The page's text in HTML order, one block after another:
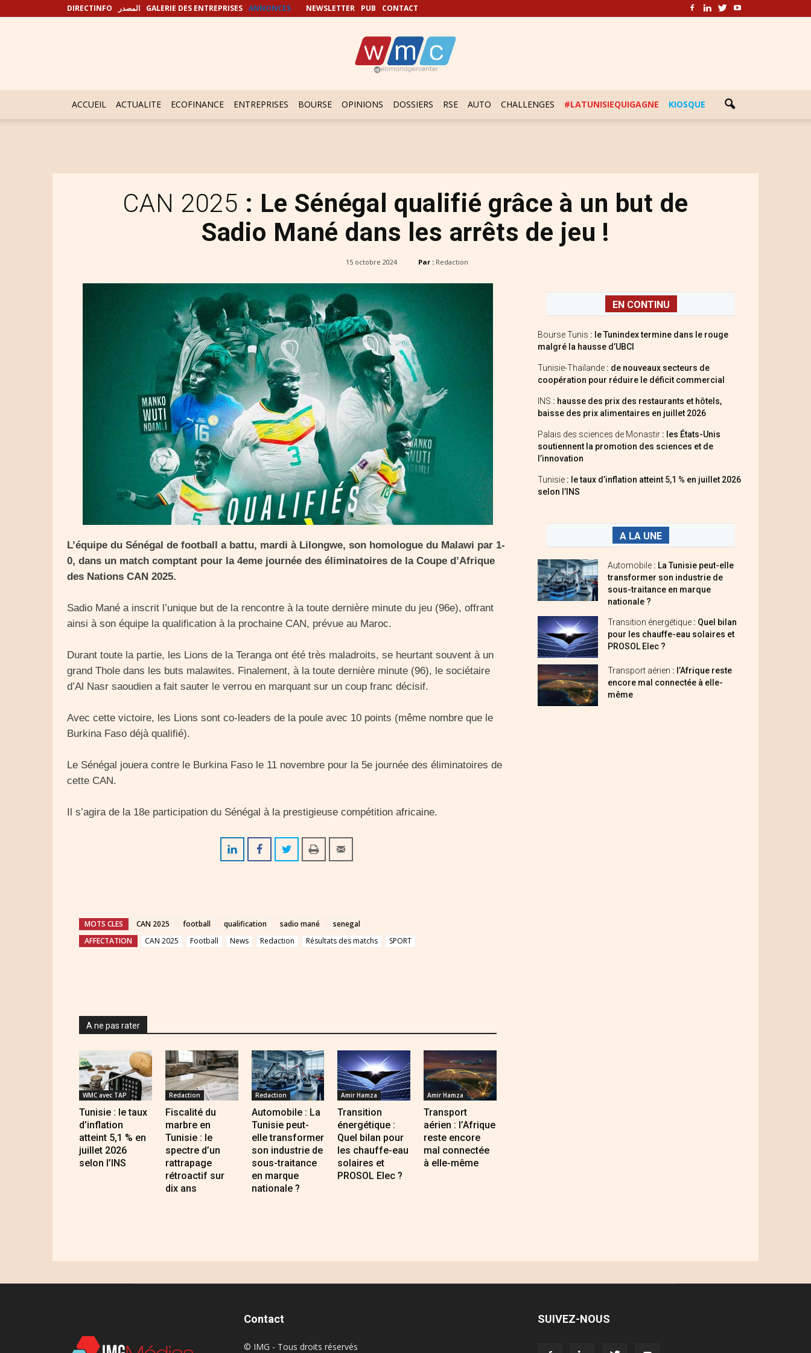
DIRECTINFO المصدر GALERIE DES ENTREPRISES ANNONCES NEWSLETTER PUB CONTACT
ACCUEIL ACTUALITE ECOFINANCE ENTREPRISES BOURSE OPINIONS DOSSIERS RSE AUTO CHALLENGES #LATUNISIEQUIGAGNE KIOSQUE
CAN 2025 : Le Sénégal qualifié grâce à un but de
Sadio Mané dans les arrêts de jeu !
15 octobre 2024 Par : Redaction
L’équipe du Sénégal de football a battu, mardi à Lilongwe, son homologue du Malawi par 1-
0, dans un match comptant pour la 4eme journée des éliminatoires de la Coupe d’Afrique
des Nations CAN 2025.
Sadio Mané a inscrit l’unique but de la rencontre à la toute dernière minute du jeu (96e), offrant
ainsi à son équipe la qualification à la prochaine CAN, prévue au Maroc.
Durant toute la partie, les Lions de la Teranga ont été très maladroits, se heurtant souvent à un
grand Thole dans les buts malawites. Finalement, à la toute dernière minute (96), le sociétaire
d’Al Nasr saoudien a fait sauter le verrou en marquant sur un coup franc décisif.
Avec cette victoire, les Lions sont co-leaders de la poule avec 10 points (même nombre que le
Burkina Faso déjà qualifié).
Le Sénégal jouera contre le Burkina Faso le 11 novembre pour la 5e journée des éliminatoires de
cette CAN.
Il s’agira de la 18e participation du Sénégal à la prestigieuse compétition africaine.
MOTS CLES CAN 2025 football qualification sadio mané
senegal
AFFECTATION
CAN 2025 Football News Redaction Résultats des matchs SPORT
A ne pas rater
WMC avec TAP
Tunisie : le taux
d’inflation
atteint 5,1 % en
juillet 2026
selon l’INS
Redaction
Fiscalité du
marbre en
Tunisie : le
spectre d’un
rattrapage
rétroactif sur
dix ans
Redaction
Automobile : La
Tunisie peut-
elle transformer
son industrie de
sous-traitance
en marque
nationale ?
Amir Hamza
Transition
énergétique :
Quel bilan pour
les chauffe-eau
solaires et
PROSOL Elec ?
Amir Hamza
Transport
aérien : l’Afrique
reste encore
mal connectée
à elle-même
EN CONTINU
Bourse Tunis : le Tunindex termine dans le rouge
malgré la hausse d’UBCI
Tunisie-Thaïlande : de nouveaux secteurs de
coopération pour réduire le déficit commercial
INS : hausse des prix des restaurants et hôtels,
baisse des prix alimentaires en juillet 2026
Palais des sciences de Monastir : les États-Unis
soutiennent la promotion des sciences et de
l’innovation
Tunisie : le taux d’inflation atteint 5,1 % en juillet 2026
selon l’INS
A LA UNE
Automobile : La Tunisie peut-elle
transformer son industrie de
sous-traitance en marque
nationale ?
Transition énergétique : Quel bilan
pour les chauffe-eau solaires et
PROSOL Elec ?
Transport aérien : l’Afrique reste
encore mal connectée à elle-
même
Contact
© IMG - Tous droits réservés
SUIVEZ-NOUS